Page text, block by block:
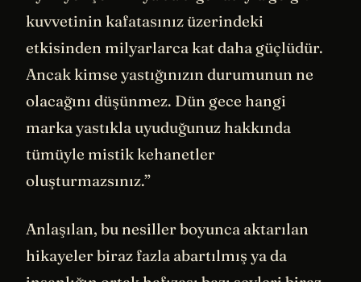
kuvvetinin kafatasınız üzerindeki
etkisinden milyarlarca kat daha güçlüdür.
Ancak kimse yastığınızın durumunun ne
olacağını düşünmez. Dün gece hangi
marka yastıkla uyuduğunuz hakkında
tümüyle mistik kehanetler
oluşturmazsınız.”
Anlaşılan, bu nesiller boyunca aktarılan
hikayeler biraz fazla abartılmış ya da